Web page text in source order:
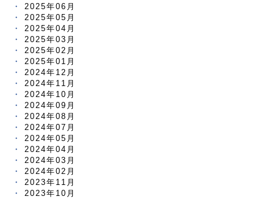
2025年06月
2025年05月
2025年04月
2025年03月
2025年02月
2025年01月
2024年12月
2024年11月
2024年10月
2024年09月
2024年08月
2024年07月
2024年05月
2024年04月
2024年03月
2024年02月
2023年11月
2023年10月